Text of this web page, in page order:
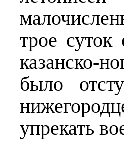
трое суток
казанско-
было
упрекать